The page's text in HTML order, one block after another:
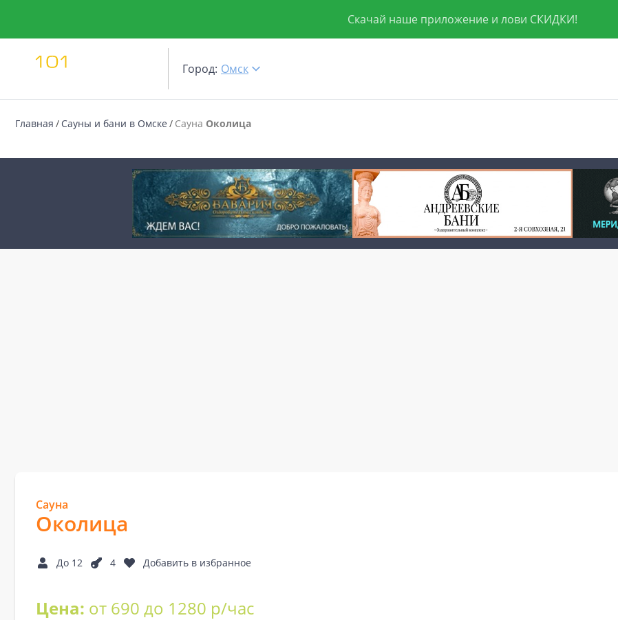
Скачай наше приложение и лови СКИДКИ!
Город: Омск
Главная Сауны и бани в Омске Сауна Околица
Сауна
Околица
До 12 4 Добавить в избранное
Цена: от 690 до 1280 р/час